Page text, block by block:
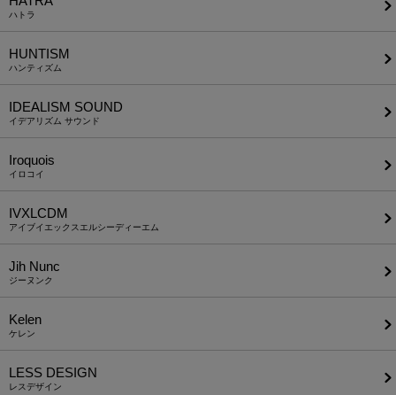
ハトラ
HUNTISM
ハンティズム
IDEALISM SOUND
イデアリズム サウンド
Iroquois
イロコイ
IVXLCDM
アイブイエックスエルシーディーエム
Jih Nunc
ジーヌンク
Kelen
ケレン
LESS DESIGN
レスデザイン